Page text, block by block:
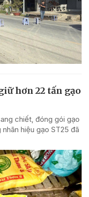
hơn 22 tấn gạo
chiết, đóng gói gạo
hiệu gạo ST25 đã